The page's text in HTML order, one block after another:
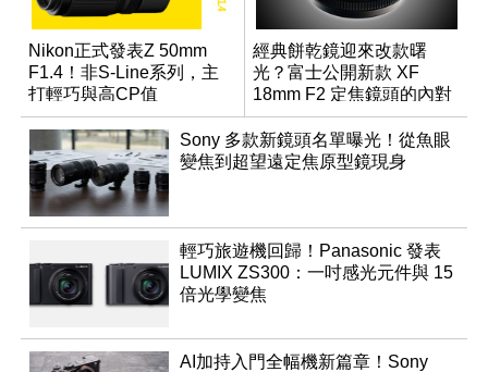
Nikon正式發表Z 50mm
F1.4！非S-Line系列，主
打輕巧與高CP值
經典餅乾鏡迎來改款曙
光？富士公開新款 XF
18mm F2 定焦鏡頭的內對
焦專利
Sony 多款新鏡頭名單曝光！從魚眼
變焦到超望遠定焦原型鏡現身
輕巧旅遊機回歸！Panasonic 發表
LUMIX ZS300：一吋感光元件與 15
倍光學變焦
AI加持入門全幅機新篇章！Sony